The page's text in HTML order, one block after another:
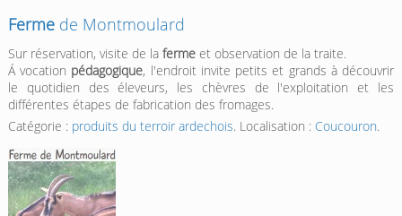
Fermede Montmoulard
Sur réservation, visite de la fermeet observation de la traite.
Á vocation pédagogique, l'endroit invite petits et grands à découvrir
le quotidien des éleveurs, les chèvres de l'exploitation et les
différentes étapes de fabrication des fromages.
Catégorie : produits du terroir ardechois. Localisation : Coucouron.